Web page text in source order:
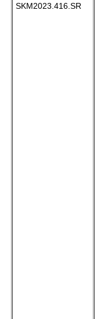
SKM2023.416.SR